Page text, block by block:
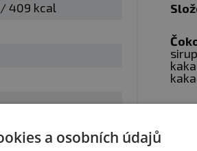
obal
a při teplotě do 25 °C.
za vady vzniklé nevhodným
/ 409 kcal
a osobních údajů